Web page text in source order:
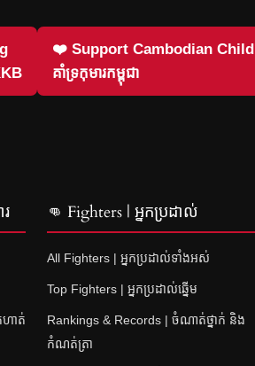
❤️ Support Cambodian
គាំទ្រកុមារកម្ពុជា
ហាត់
👊 Fighters | អ្នកប្រដាល់
All Fighters | អ្នកប្រដាល់ទាំងអស់
Top Fighters | អ្នកប្រដាល់ឆ្នើម
Rankings & Records | ចំណាត់ថ្នាក់ និង
កំណត់ត្រា